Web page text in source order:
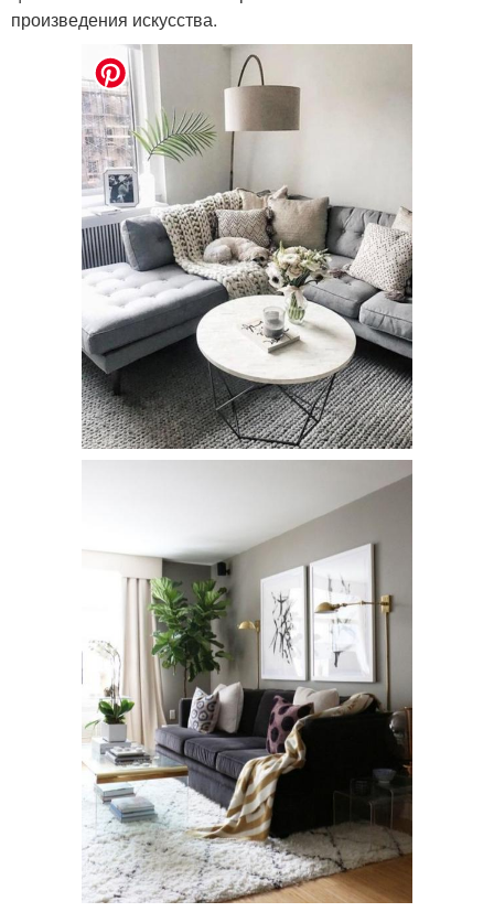
произведения искусства.